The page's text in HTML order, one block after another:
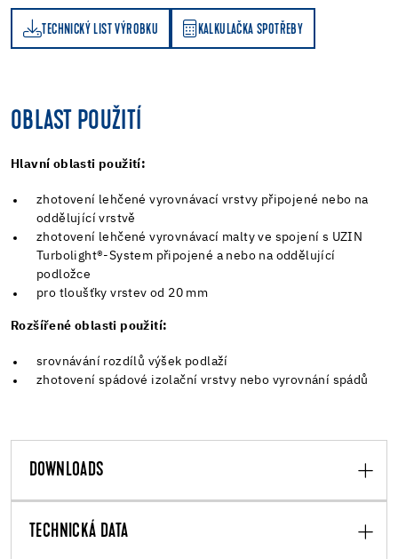
TECHNICKÝ LIST VÝROBKU KALKULAČKA SPOTŘEBY
KALKULAČKA SPOTŘEBY
OBLAST POUŽITÍ
Hlavní oblasti použití:
zhotovení lehčené vyrovnávací vrstvy připojené nebo na
oddělující vrstvě
zhotovení lehčené vyrovnávací malty ve spojení s UZIN
Turbolight®-System připojené a nebo na oddělující
podložce
pro tloušťky vrstev od 20 mm
Rozšířené oblasti použití:
srovnávání rozdílů výšek podlaží
zhotovení spádové izolační vrstvy nebo vyrovnání spádů
DOWNLOADS
TECHNICKÁ DATA